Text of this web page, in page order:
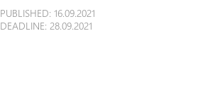
PUBLISHED: 16.09.2021
DEADLINE: 28.09.2021